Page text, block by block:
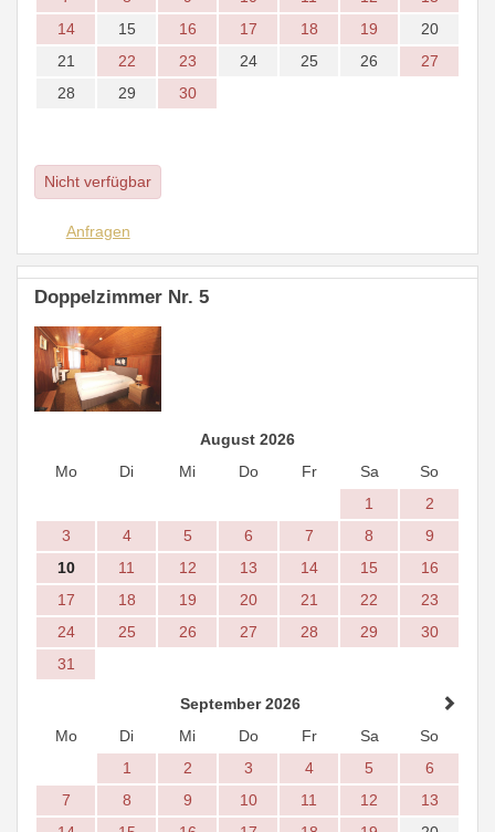
14
15 16 17 18 19
20
21
22 23 24 25 26
27
28
29 30
Nicht verfügbar
Anfragen
Doppelzimmer Nr. 5
August 2026
Mo
Di Mi Do Fr Sa
So
1
2
3
4 5 6 7 8
9
10
11 12 13 14 15
16
17
18 19 20 21 22
23
24
25 26 27 28 29
30
31
September 2026
Mo
Di Mi Do Fr Sa
So
1
2 3 4 5
6
7
8 9 10 11 12
13